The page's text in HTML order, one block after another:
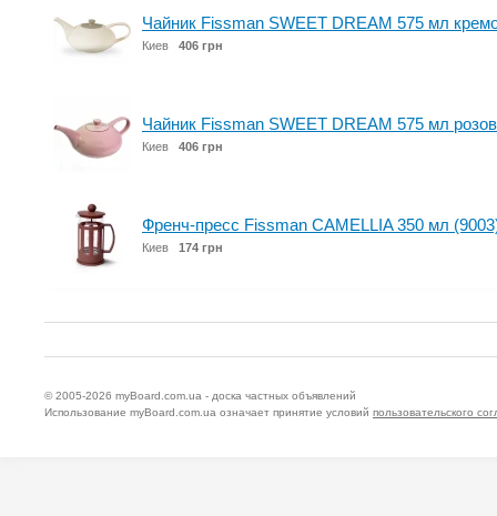
Чайник Fissman SWEET DREAM 575 мл
Киев 406 грн
Чайник Fissman SWEET DREAM 575 мл
Киев 406 грн
Френч-пресс Fissman CAMELLIA 350 мл
Киев 174 грн
© 2005-2026 myBoard.com.ua - доска частных объявлений
Использование myBoard.com.ua означает принятие условий пользовательского